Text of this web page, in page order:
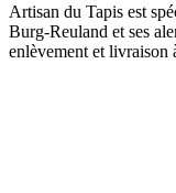
Artisan du Tapis est
Burg-Reuland et ses
enlèvement et livraison